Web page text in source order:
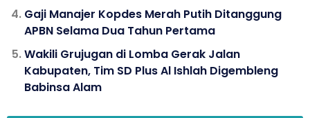
Gaji Manajer Kopdes Merah Putih Ditanggung
APBN Selama Dua Tahun Pertama
Wakili Grujugan di Lomba Gerak Jalan
Kabupaten, Tim SD Plus Al Ishlah Digembleng
Babinsa Alam